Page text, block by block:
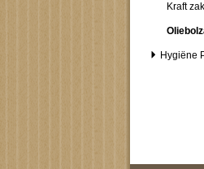
Kraft
Hygiëne